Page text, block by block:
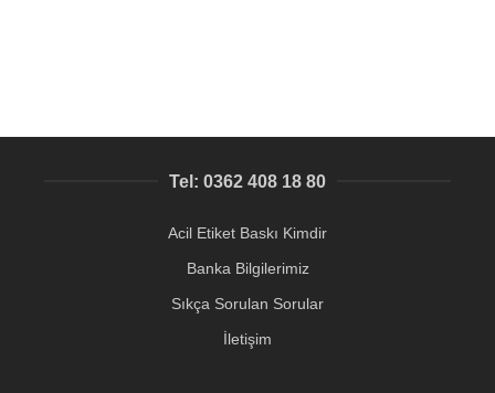
Tel: 0362 408 18 80
Acil Etiket Baskı Kimdir
Banka Bilgilerimiz
Sıkça Sorulan Sorular
İletişim